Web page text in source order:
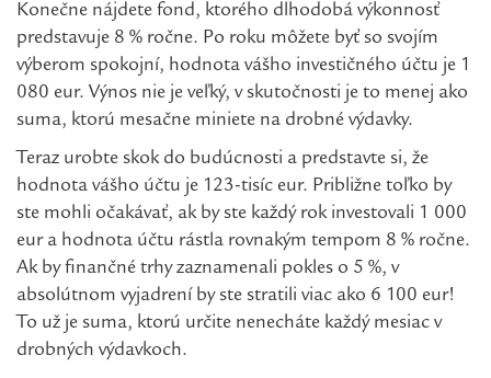
Konečne nájdete fond, ktorého dlhodobá výkonnosť
predstavuje 8 % ročne. Po roku môžete byť so svojím
výberom spokojní, hodnota vášho investičného účtu je 1
080 eur. Výnos nie je veľký, v skutočnosti je to menej ako
suma, ktorú mesačne miniete na drobné výdavky.
Teraz urobte skok do budúcnosti a predstavte si, že
hodnota vášho účtu je 123-tisíc eur. Približne toľko by
ste mohli očakávať, ak by ste každý rok investovali 1 000
eur a hodnota účtu rástla rovnakým tempom 8 % ročne.
Ak by finančné trhy zaznamenali pokles o 5 %, v
absolútnom vyjadrení by ste stratili viac ako 6 100 eur!
To už je suma, ktorú určite nenecháte každý mesiac v
drobných výdavkoch.